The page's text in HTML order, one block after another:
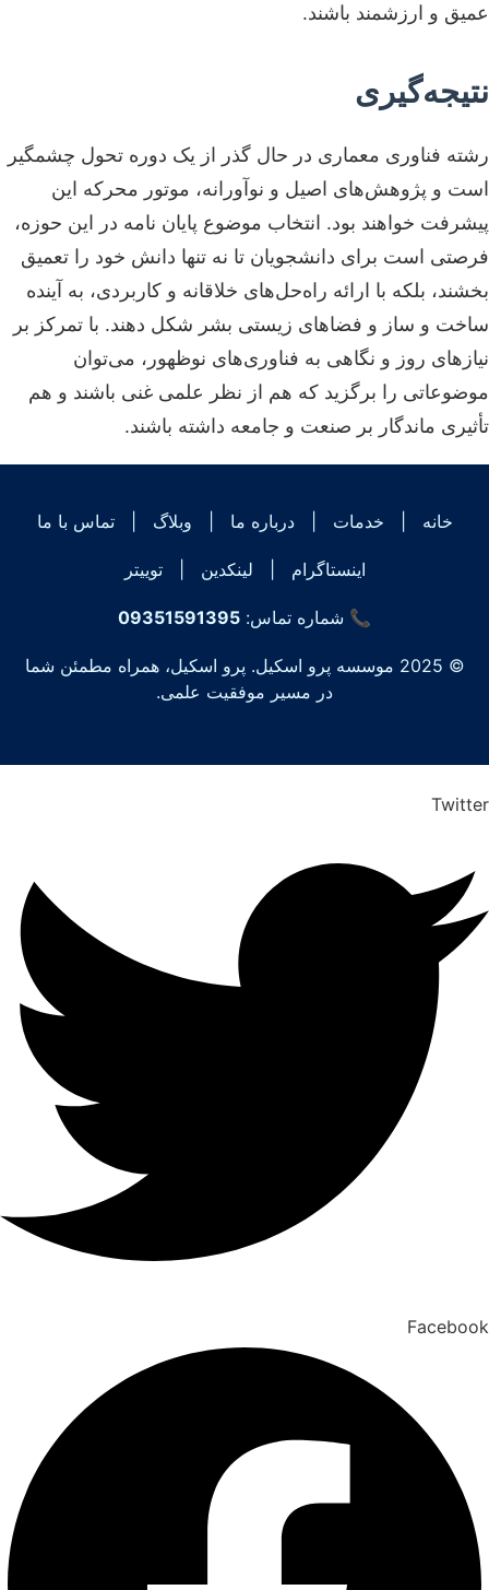
عمیق و ارزشمند باشند.
نتیجه‌گیری
رشته فناوری معماری در حال گذر از یک دوره تحول چشمگیر
است و پژوهش‌های اصیل و نوآورانه، موتور محرکه این
پیشرفت خواهند بود. انتخاب موضوع پایان نامه در این حوزه،
فرصتی است برای دانشجویان تا نه تنها دانش خود را تعمیق
بخشند، بلکه با ارائه راه‌حل‌های خلاقانه و کاربردی، به آینده
ساخت و ساز و فضاهای زیستی بشر شکل دهند. با تمرکز بر
نیازهای روز و نگاهی به فناوری‌های نوظهور، می‌توان
موضوعاتی را برگزید که هم از نظر علمی غنی باشند و هم
تأثیری ماندگار بر صنعت و جامعه داشته باشند.
خانه خدمات درباره ما وبلاگ تماس با ما
اینستاگرام لینکدین توییتر
📞 شماره تماس: 09351591395
© 2025 موسسه پرو اسکیل. پرو اسکیل، همراه مطمئن شما
در مسیر موفقیت علمی.
Twitter
Facebook